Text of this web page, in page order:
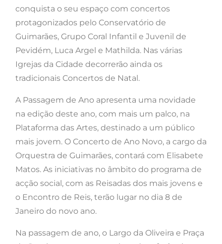
conquista o seu espaço com concertos
protagonizados pelo Conservatório de
Guimarães, Grupo Coral Infantil e Juvenil de
Pevidém, Luca Argel e Mathilda. Nas várias
Igrejas da Cidade decorrerão ainda os
tradicionais Concertos de Natal.
A Passagem de Ano apresenta uma novidade
na edição deste ano, com mais um palco, na
Plataforma das Artes, destinado a um público
mais jovem. O Concerto de Ano Novo, a cargo da
Orquestra de Guimarães, contará com Elisabete
Matos. As iniciativas no âmbito do programa de
acção social, com as Reisadas dos mais jovens e
o Encontro de Reis, terão lugar no dia 8 de
Janeiro do novo ano.
Na passagem de ano, o Largo da Oliveira e Praça